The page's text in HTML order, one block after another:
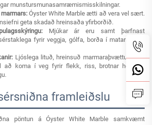
munstursmunasamræmismisskilningar.
Óyster White Marble ætti að vera vel sært.
geta skadað hreinsaða yfirborðið.
Mjúkar ár eru samt þarfnast
fyrir veggja, gólfa, borða í matarsal, og
Ljóslega lituð, hreinsuð marmaraþvættu verða
að koma í veg fyrir flekk, riss, brotnar horn og
framleiðslu
pöntun á Óyster White Marble samkvæmt